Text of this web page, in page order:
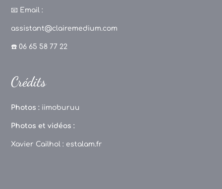
📧 Email :
assistant@clairemedium.com
☎️ 06 65 58 77 22
Crédits
Photos : iimoburuu
Photos et vidéos :
Xavier Cailhol : estalam.fr